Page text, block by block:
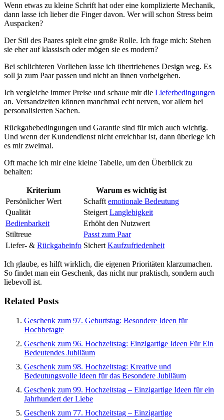
Wenn etwas zu kleine Schrift hat oder eine komplizierte Mechanik,
dann lasse ich lieber die Finger davon. Wer will schon Stress beim
Auspacken?
Der Stil des Paares spielt eine große Rolle. Ich frage mich: Stehen
sie eher auf klassisch oder mögen sie es modern?
Bei schlichteren Vorlieben lasse ich übertriebenes Design weg. Es
soll ja zum Paar passen und nicht an ihnen vorbeigehen.
Ich vergleiche immer Preise und schaue mir die Lieferbedingungen
an. Versandzeiten können manchmal echt nerven, vor allem bei
personalisierten Sachen.
Rückgabebedingungen und Garantie sind für mich auch wichtig.
Und wenn der Kundendienst nicht erreichbar ist, dann überlege ich
es mir zweimal.
Oft mache ich mir eine kleine Tabelle, um den Überblick zu
behalten:
Kriterium
Warum es wichtig ist
Persönlicher Wert
Schafft emotionale Bedeutung
Qualität
Steigert Langlebigkeit
Bedienbarkeit
Erhöht den Nutzwert
Stiltreue
Passt zum Paar
Liefer- & Rückgabeinfo Sichert Kaufzufriedenheit
Ich glaube, es hilft wirklich, die eigenen Prioritäten klarzumachen.
So findet man ein Geschenk, das nicht nur praktisch, sondern auch
liebevoll ist.
Related Posts
Geschenk zum 97. Geburtstag: Besondere Ideen für
Hochbetagte
Geschenk zum 96. Hochzeitstag: Einzigartige Ideen Für Ein
Bedeutendes Jubiläum
Geschenk zum 98. Hochzeitstag: Kreative und
Bedeutungsvolle Ideen für das Besondere Jubiläum
Geschenk zum 99. Hochzeitstag – Einzigartige Ideen für ein
Jahrhundert der Liebe
Geschenk zum 77. Hochzeitstag – Einzigartige